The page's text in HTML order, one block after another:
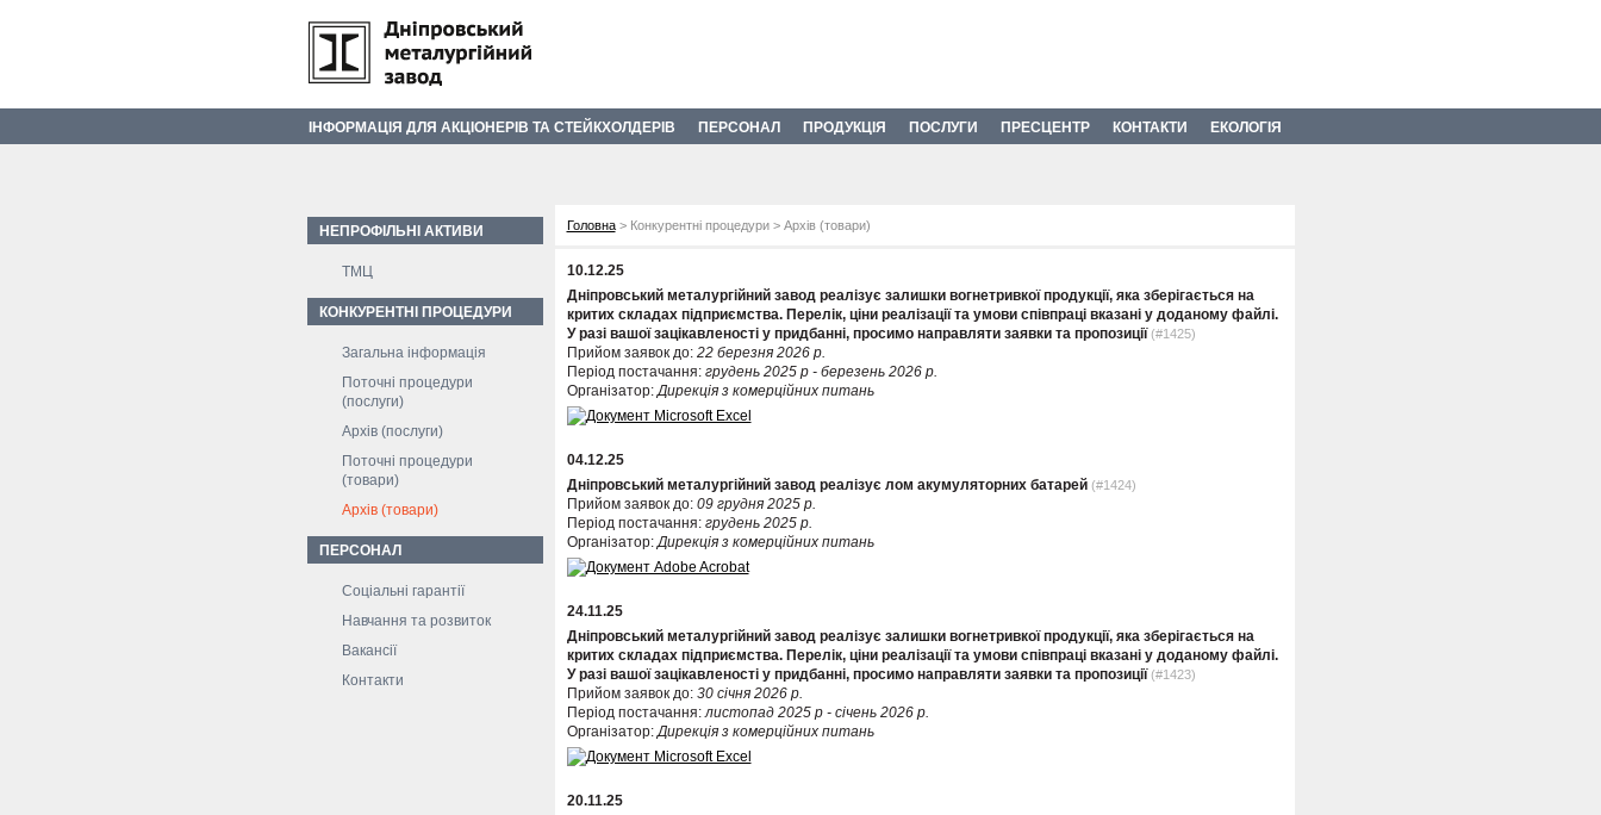
ІНФОРМАЦІЯ ДЛЯ АКЦІОНЕРІВ ТА СТЕЙКХОЛДЕРІВ ПЕРСОНАЛ ПРОДУКЦІЯ ПОСЛУГИ ПРЕСЦЕНТР КОНТАКТИ ЕКОЛОГІЯ
НЕПРОФІЛЬНІ АКТИВИ
ТМЦ
КОНКУРЕНТНІ ПРОЦЕДУРИ
Загальна інформація
Поточні процедури
(послуги)
Архів (послуги)
Поточні процедури
(товари)
Архів (товари)
ПЕРСОНАЛ
Соціальні гарантії
Навчання та розвиток
Вакансії
Контакти
Головна> Конкурентні процедури > Архів (товари)
10.12.25
Дніпровський металургійний завод реалізує залишки вогнетривкої продукції, яка зберігається на
критих складах підприємства. Перелік, ціни реалізації та умови співпраці вказані у доданому файлі.
У разі вашої зацікавленості у придбанні, просимо направляти заявки та пропозиції(#1425)
Прийом заявок до: 22 березня 2026 р.
Період постачання: грудень 2025 р - березень 2026 р.
Організатор:Дирекція з комерційних питань
04.12.25
Дніпровський металургійний завод реалізує лом акумуляторних батарей(#1424)
Прийом заявок до: 09 грудня 2025 р.
Період постачання: грудень 2025 р.
Організатор:Дирекція з комерційних питань
24.11.25
Дніпровський металургійний завод реалізує залишки вогнетривкої продукції, яка зберігається на
критих складах підприємства. Перелік, ціни реалізації та умови співпраці вказані у доданому файлі.
У разі вашої зацікавленості у придбанні, просимо направляти заявки та пропозиції(#1423)
Прийом заявок до: 30 січня 2026 р.
Період постачання:листопад 2025 р - січень 2026 р.
Організатор:Дирекція з комерційних питань
20.11.25